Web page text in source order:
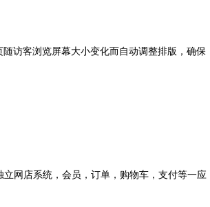
随访客浏览屏幕大小变化而自动调整排版，确保
立网店系统，会员，订单，购物车，支付等一应